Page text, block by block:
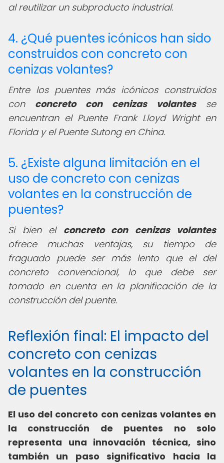
al reutilizar un subproducto industrial.
4. ¿Qué puentes icónicos han sido
construidos con concreto con
cenizas volantes?
Entre los puentes más icónicos construidos
con concreto con cenizas volantesse
encuentran el Puente Frank Lloyd Wright en
Florida y el Puente Sutong en China.
5. ¿Existe alguna limitación en el
uso de concreto con cenizas
volantes en la construcción de
puentes?
Si bien el concreto con cenizas volantes
ofrece muchas ventajas, su tiempo de
fraguado puede ser más lento que el del
concreto convencional, lo que debe ser
tomado en cuenta en la planificación de la
construcción del puente.
Reflexión final: El impacto del
concreto con cenizas
volantes en la construcción
de puentes
El uso del concreto con cenizas volantes en
la construcción de puentes no solo
representa una innovación técnica, sino
también un paso significativo hacia la